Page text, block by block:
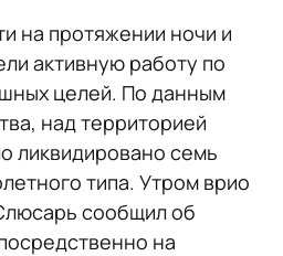
на протяжении ночи и
активную работу по
целей. По данным
над территорией
ликвидировано семь
типа. Утром врио
сообщил об
на